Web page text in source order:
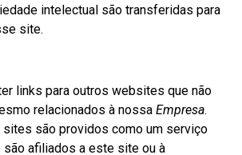
intelectual são transferidas para
site.
links para outros websites que não
relacionados à nossa Empresa.
sites são providos como um serviço
são afiliados a este site ou à